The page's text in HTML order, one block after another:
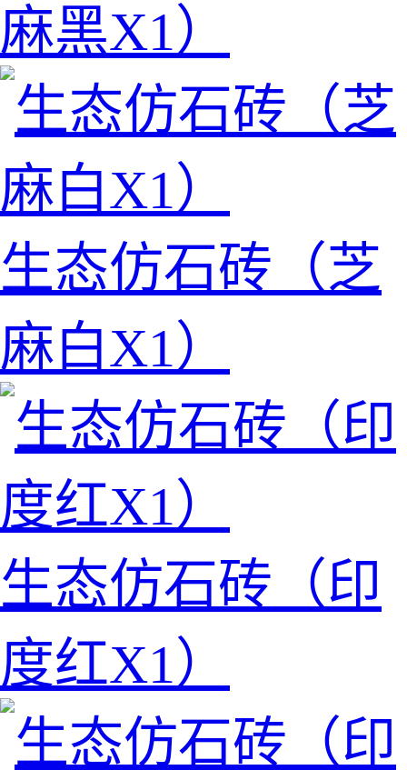
麻黑X1）
生态仿石砖（芝
麻白X1）
生态仿石砖（印
度红X1）